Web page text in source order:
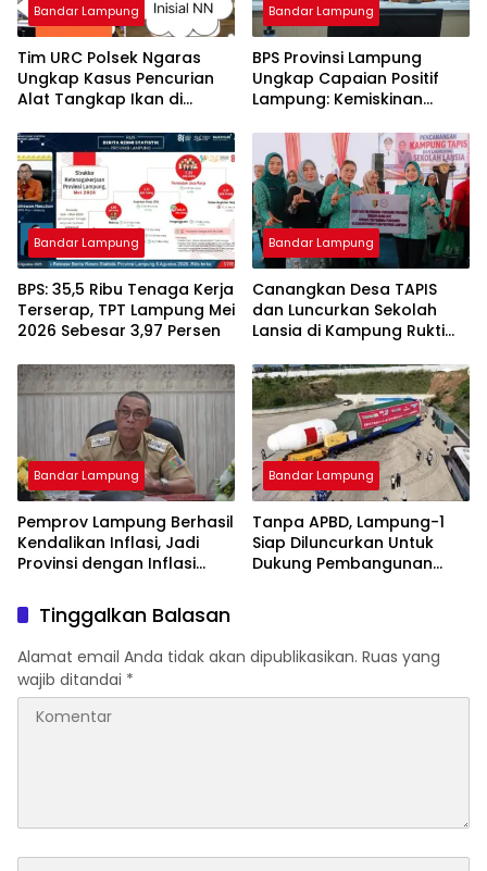
Bandar Lampung
Tim URC Polsek Ngaras
Ungkap Kasus Pencurian
Alat Tangkap Ikan di
Terduga Pelaku
Diamankan.
Bandar Lampung
BPS Provinsi Lampung
Ungkap Capaian Positif
Lampung: Kemiskinan
Ekonomi Terus Tumbuh
Bandar Lampung
BPS: 35,5 Ribu Tenaga Kerja
Terserap, TPT Lampung Mei
2026 Sebesar 3,97 Persen
Bandar Lampung
Canangkan Desa TAPIS
dan Luncurkan Sekolah
Lansia di Kampung Rukti
Lampung Dorong
Pembangunan SDM Dimulai
dari Desa
Bandar Lampung
Pemprov Lampung Berhasil
Kendalikan Inflasi, Jadi
Provinsi dengan Inflasi
Bandar Lampung
Tanpa APBD, Lampung-1
Siap Diluncurkan Untuk
Dukung Pembangunan
Tinggalkan Balasan
Alamat email Anda tidak akan dipublikasikan. Ruas yang
wajib ditandai *